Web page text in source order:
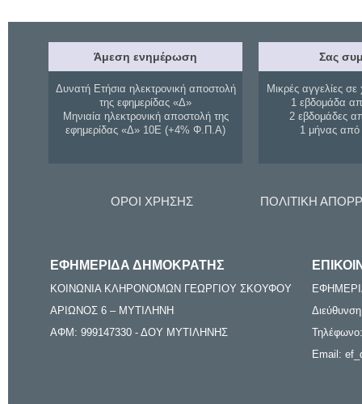
Άμεση ενημέρωση
Δυνατή Ετήσια ηλεκτρονική αποστολή
της εφημερίδας «Δ»
Μηνιαία ηλεκτρονική αποστολή της
εφημερίδας «Δ» 10Ε (+4% Φ.Π.Α)
Σας
Μικρές αγγελίες σε
1 εβδομάδα
2 εβδομάδες
1 μήνας
ΟΡΟΙ ΧΡΗΣΗΣ ΠΟΛΙΤΙΚΗ
ΕΦΗΜΕΡΙΔΑ ΔΗΜΟΚΡΑΤΗΣ
ΚΟΙΝΩΝΙΑ ΚΛΗΡΟΝΟΜΩΝ ΓΕΩΡΓΙΟΥ ΣΚΟΥΦΟΥ
ΑΡΙΩΝΟΣ 6 – ΜΥΤΙΛΗΝΗ
ΑΦΜ: 999147330 - ΔΟΥ ΜΥΤΙΛΗΝΗΣ
Email: